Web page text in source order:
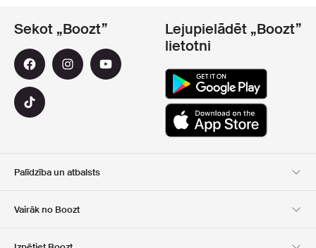
Palīdzība un atbalsts
Vairāk no Boozt
Sekot „Boozt”
Lejupielādēt „Boozt”
lietotni